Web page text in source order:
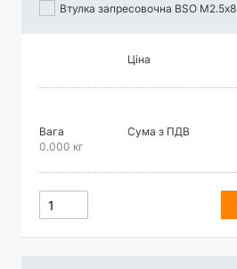
Втулка запресовочна BSO М2.5х8
Ціна
Вага
0.000 кг
Сума з ПДВ